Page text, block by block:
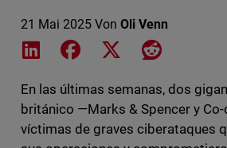
21 Mai 2025 Von Oli Venn
Share on LinkedIn
Share on Facebook
Share on XShare on
En las últimas semanas, dos
británico —Marks & Spencer y
víctimas de graves ciberataques